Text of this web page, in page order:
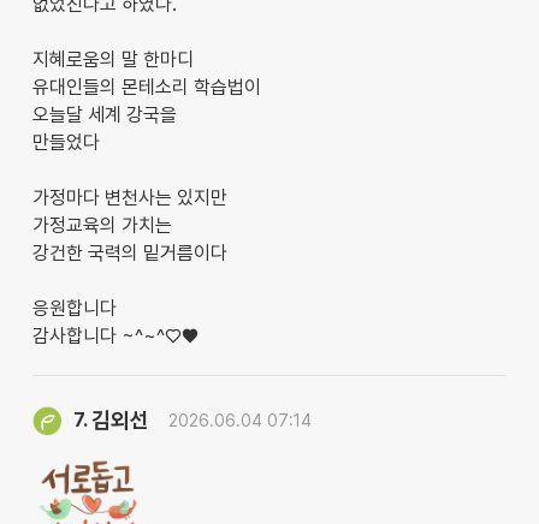
없었진다고 하였다.
지혜로움의 말 한마디
유대인들의 몬테소리 학습법이
오늘달 세계 강국을
만들었다
가정마다 변천사는 있지만
가정교육의 가치는
강건한 국력의 밑거름이다
응원합니다
감사합니다 ~^~^♡♥︎
7.김외선 2026.06.04 07:14